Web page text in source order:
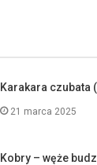
Karakara czubata
21 marca 2025
Kobry – węże